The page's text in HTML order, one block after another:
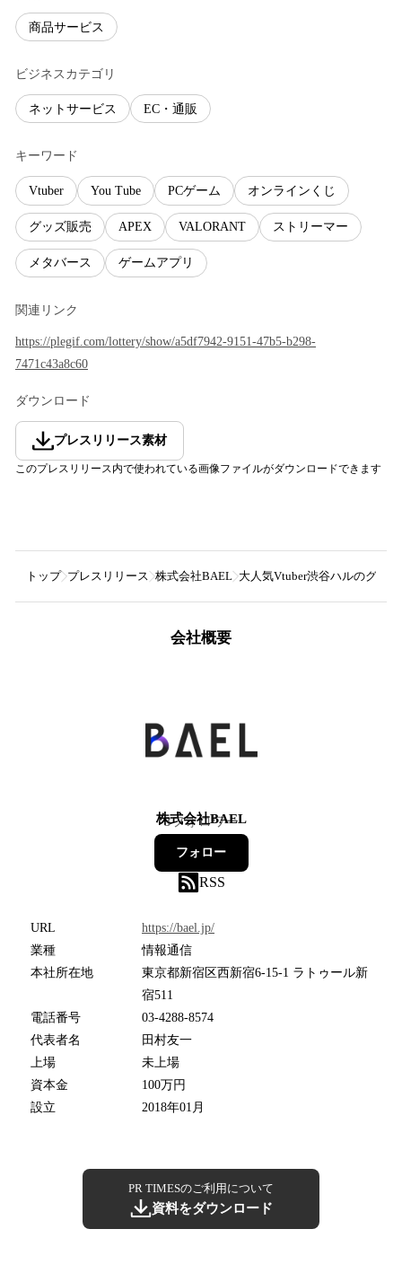
商品サービス
ビジネスカテゴリ
ネットサービス EC・通販
キーワード
Vtuber You Tube PCゲーム オンラインくじ
グッズ販売 APEX VALORANT ストリーマー
メタバース ゲームアプリ
関連リンク
https://plegif.com/lottery/show/a5df7942-9151-47b5-b298-
7471c43a8c60
ダウンロード
プレスリリース素材
このプレスリリース内で使われている画像ファイルがダウンロードできます
トップ プレスリリース 株式会社BAEL 大人気Vtuber渋谷ハルのグッ
会社概要
株式会社BAEL
3フォロワー
フォロー
RSS
URL
https://bael.jp/
業種
情報通信
本社所在地
東京都新宿区西新宿6-15-1 ラトゥール新
宿511
電話番号
03-4288-8574
代表者名
田村友一
上場
未上場
資本金
100万円
設立
2018年01月
PR TIMESのご利用について
資料をダウンロード